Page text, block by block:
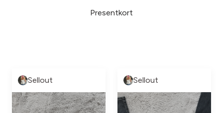
Presentkort
Sellout Sellout